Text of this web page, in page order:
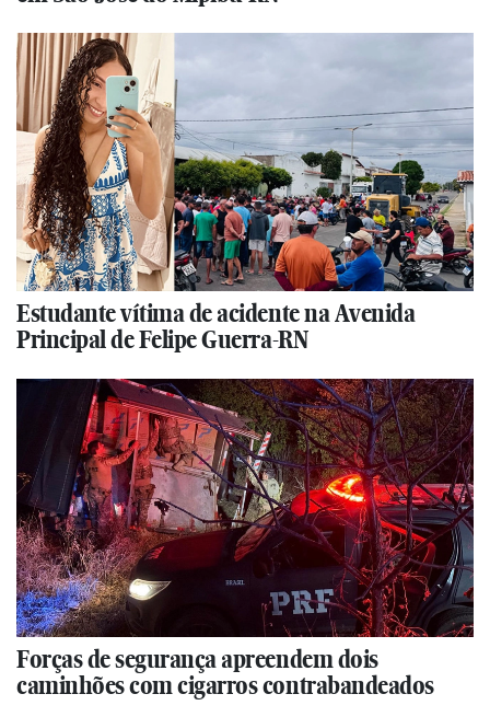
Estudante vítima de acidente na Avenida
Principal de Felipe Guerra-RN
Forças de segurança apreendem dois
caminhões com cigarros contrabandeados